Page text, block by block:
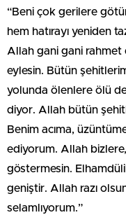
“Beni çok gerilere
hem hatırayı yeniden
Allah gani gani rahmet
eylesin. Bütün
yolunda ölenlere ölü
diyor. Allah bütün
Benim acıma,
ediyorum. Allah
göstermesin.
geniştir. Allah razı
selamlıyorum.”